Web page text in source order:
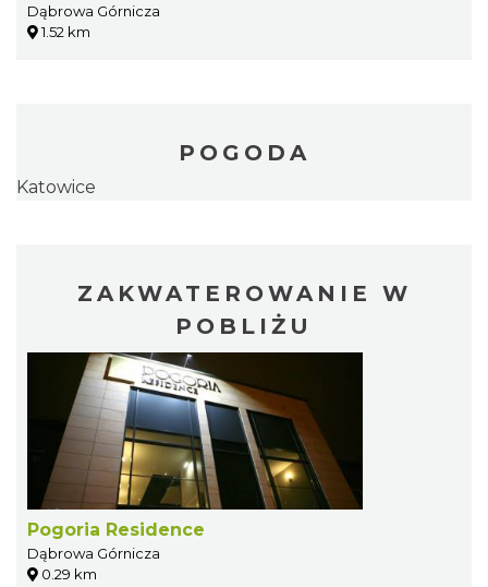
Dąbrowa Górnicza
1.52 km
POGODA
Katowice
ZAKWATEROWANIE W
POBLIŻU
Pogoria Residence
Dąbrowa Górnicza
0.29 km